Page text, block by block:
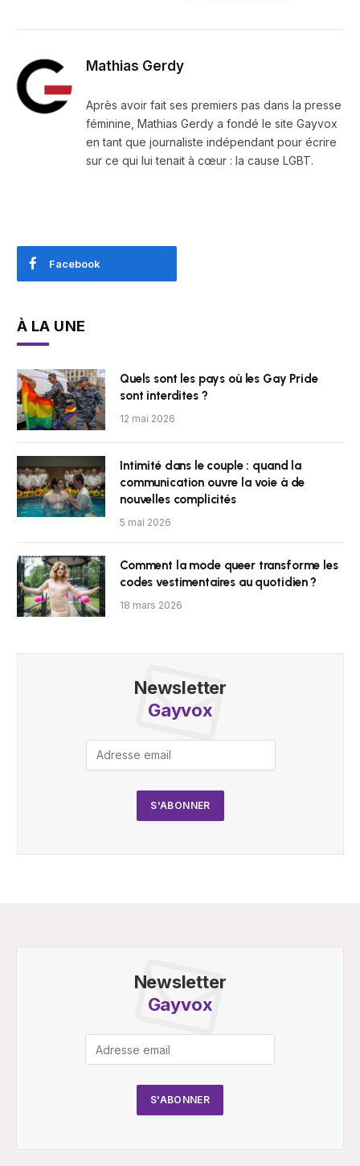
Mathias Gerdy
Après avoir fait ses premiers pas dans la presse
féminine, Mathias Gerdy a fondé le site Gayvox
en tant que journaliste indépendant pour écrire
sur ce qui lui tenait à cœur : la cause LGBT.
Facebook
À LA UNE
Quels sont les pays où les Gay Pride
sont interdites ?
12 mai 2026
Intimité dans le couple : quand la
communication ouvre la voie à de
nouvelles complicités
5 mai 2026
Comment la mode queer transforme les
codes vestimentaires au quotidien ?
18 mars 2026
Newsletter
Gayvox
Newsletter
Gayvox